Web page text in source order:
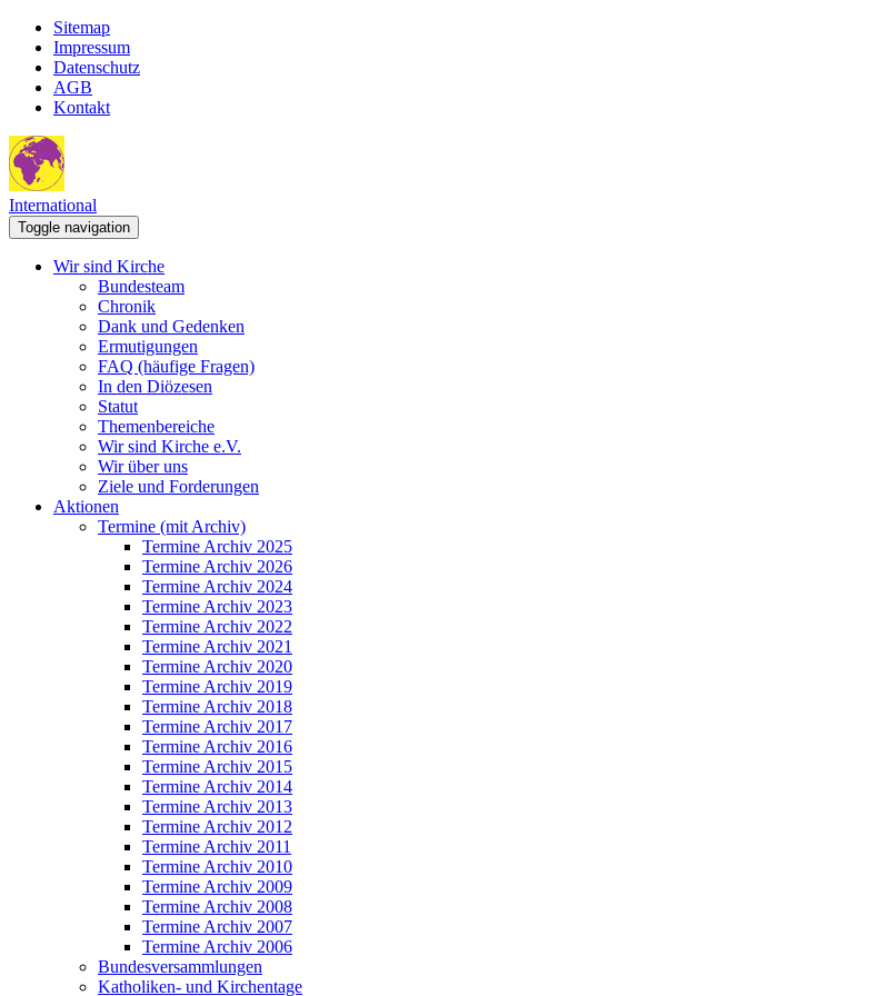
Sitemap
Impressum
Datenschutz
AGB
Kontakt
International
Toggle navigation
Wir sind Kirche
Bundesteam
Chronik
Dank und Gedenken
Ermutigungen
FAQ (häufige Fragen)
In den Diözesen
Statut
Themenbereiche
Wir sind Kirche e.V.
Wir über uns
Ziele und Forderungen
Aktionen
Termine (mit Archiv)
Termine Archiv 2025
Termine Archiv 2026
Termine Archiv 2024
Termine Archiv 2023
Termine Archiv 2022
Termine Archiv 2021
Termine Archiv 2020
Termine Archiv 2019
Termine Archiv 2018
Termine Archiv 2017
Termine Archiv 2016
Termine Archiv 2015
Termine Archiv 2014
Termine Archiv 2013
Termine Archiv 2012
Termine Archiv 2011
Termine Archiv 2010
Termine Archiv 2009
Termine Archiv 2008
Termine Archiv 2007
Termine Archiv 2006
Bundesversammlungen
Katholiken- und Kirchentage